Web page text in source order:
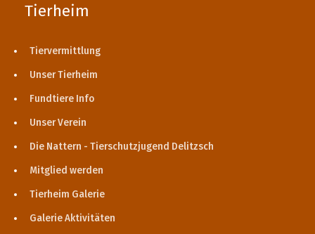
Tierheim
Tiervermittlung
Unser Tierheim
Fundtiere Info
Unser Verein
Die Nattern - Tierschutzjugend Delitzsch
Mitglied werden
Tierheim Galerie
Galerie Aktivitäten